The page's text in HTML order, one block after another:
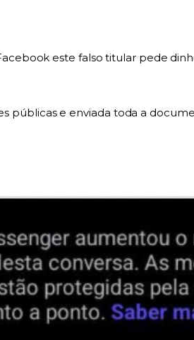
este falso titular pede
públicas e enviada toda a